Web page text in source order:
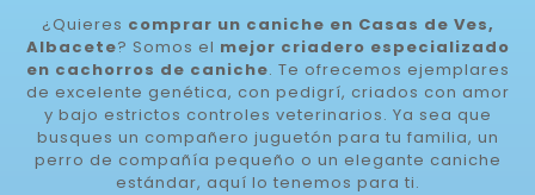
¿Quieres comprar un caniche en Casas de Ves,
Albacete? Somos el mejor criadero especializado
en cachorros de caniche. Te ofrecemos ejemplares
de excelente genética, con pedigrí, criados con amor
y bajo estrictos controles veterinarios. Ya sea que
busques un compañero juguetón para tu familia, un
perro de compañía pequeño o un elegante caniche
estándar, aquí lo tenemos para ti.